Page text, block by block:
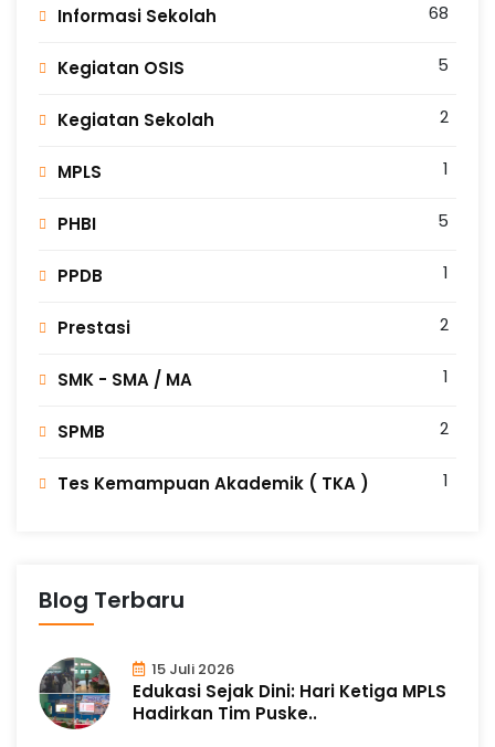
Informasi Sekolah 68
Kegiatan OSIS 5
Kegiatan Sekolah 2
MPLS 1
PHBI 5
PPDB 1
Prestasi 2
SMK - SMA / MA 1
SPMB 2
Tes Kemampuan Akademik ( TKA ) 1
Blog Terbaru
15 Juli 2026
Edukasi Sejak Dini: Hari Ketiga MPLS
Hadirkan Tim Puske..